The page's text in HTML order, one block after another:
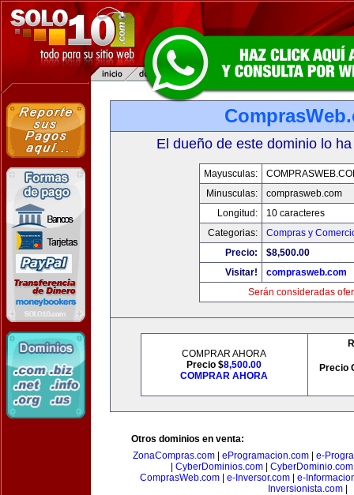
El dueño de este dominio lo
Mayusculas:
Minusculas:
comprasweb.com
Longitud:
10 caracteres
Categorias:
Compras y
Precio:
$8,500.00
Visitar!
comprasweb.com
Serán consideradas
COMPRAR AHORA
Precio $8,500.00
COMPRAR AHORA
Precio
Otros dominios en venta:
ZonaCompras.com
eProgramacion.com
e-
CyberDominios.com| CyberDominio.com
ComprasWeb.com
e-Inversor.com
e-
Inversionista.com|